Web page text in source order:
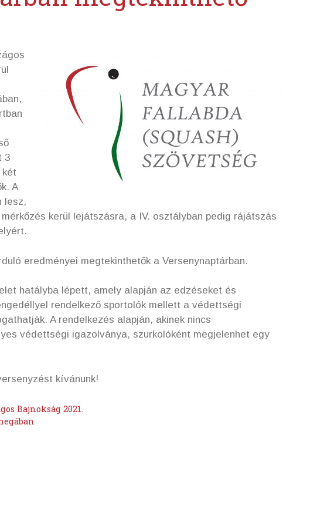
3
két
A
lesz,
kerül lejátszásra, a IV. osztályban pedig rájátszás
eredményei megtekinthetők a Versenynaptárban.
hatályba lépett, amely alapján az edzéseket és
rendelkező sportolók mellett a védettségi
A rendelkezés alapján, akinek nincs
védettségi igazolványa, szurkolóként megjelenhet egy
kívánunk!
Bajnokság 2021.